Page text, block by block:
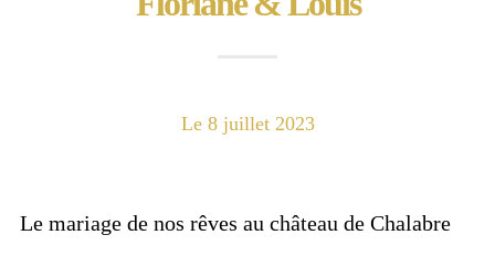
Le 8 juillet 2023
Le mariage de nos rêves au château de Chalabre